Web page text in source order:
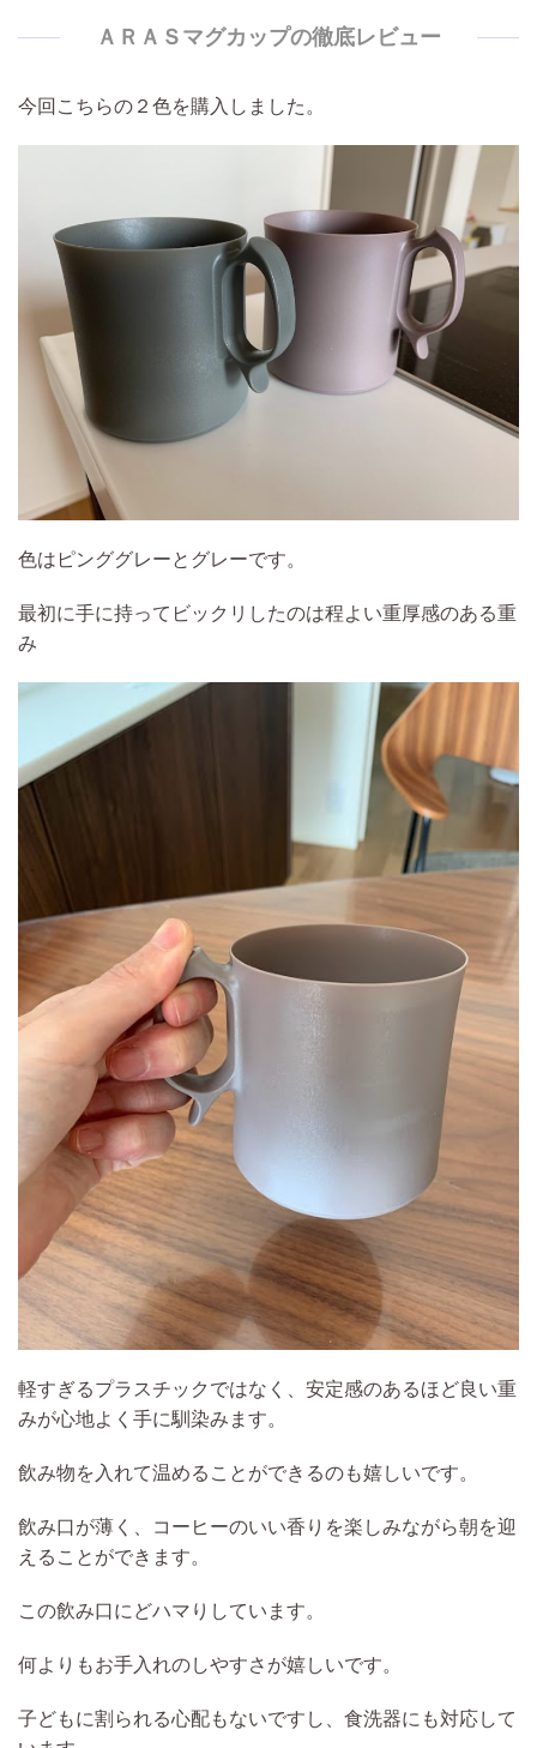
ＡＲＡＳマグカップの徹底レビュー
今回こちらの２色を購入しました。
色はピンググレーとグレーです。
最初に手に持ってビックリしたのは程よい重厚感のある重
み
軽すぎるプラスチックではなく、安定感のあるほど良い重
みが心地よく手に馴染みます。
飲み物を入れて温めることができるのも嬉しいです。
飲み口が薄く、コーヒーのいい香りを楽しみながら朝を迎
えることができます。
この飲み口にどハマりしています。
何よりもお手入れのしやすさが嬉しいです。
子どもに割られる心配もないですし、食洗器にも対応して